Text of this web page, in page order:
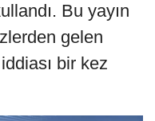
Bu yayın
gelen
bir kez